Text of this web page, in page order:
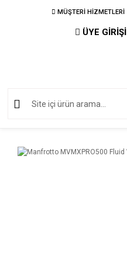
MÜŞTERİ HİZMETLERİ
ÜYE GİRİŞİ